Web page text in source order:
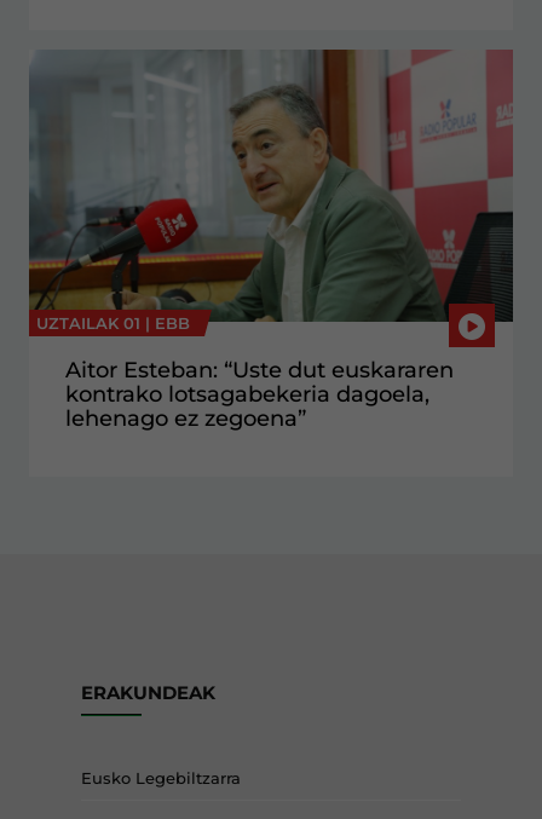
UZTAILAK 01 | EBB
Aitor Esteban: “Uste dut euskararen
kontrako lotsagabekeria dagoela,
lehenago ez zegoena”
ERAKUNDEAK
Eusko Legebiltzarra